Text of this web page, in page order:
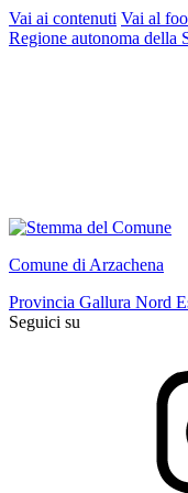
Vai ai contenuti Vai al
Regione autonoma della
Comune di Arzachena
Provincia Gallura Nord
Seguici su